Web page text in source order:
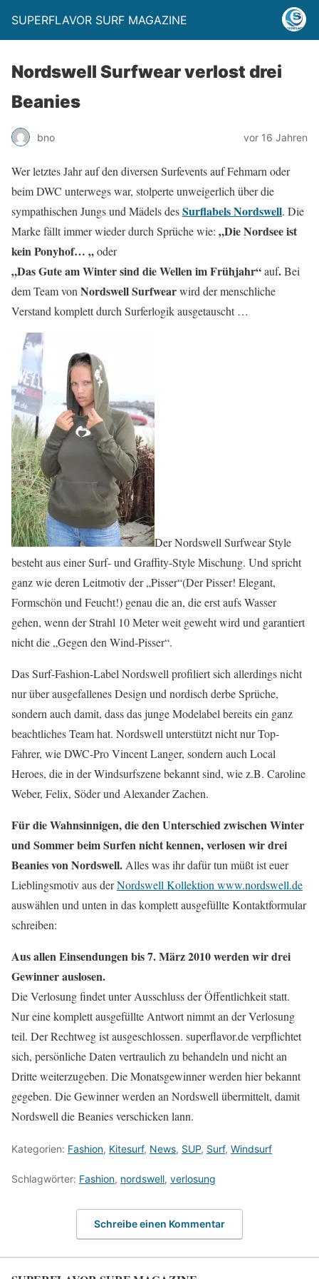
SUPERFLAVOR SURF MAGAZINE
Nordswell Surfwear verlost drei
Beanies
bno vor 16 Jahren
Wer letztes Jahr auf den diversen Surfevents auf Fehmarn oder
beim DWC unterwegs war, stolperte unweigerlich über die
sympathischen Jungs und Mädels desSurflabels Nordswell. Die
Marke fällt immer wieder durch Sprüche wie: „Die Nordsee ist
kein Ponyhof… „oder
„Das Gute am Winter sind die Wellen im Frühjahr“auf.Bei
dem Team von Nordswell Surfwearwird der menschliche
Verstand komplett durch Surferlogik ausgetauscht …
Der Nordswell Surfwear Style
besteht aus einer Surf- und Graffity-Style Mischung. Und spricht
ganz wie deren Leitmotiv der „Pisser“(Der Pisser! Elegant,
Formschön und Feucht!) genau die an, die erst aufs Wasser
gehen, wenn der Strahl 10 Meter weit geweht wird und garantiert
nicht die „Gegen den Wind-Pisser“.
Das Surf-Fashion-Label Nordswell profiliert sich allerdings nicht
nur über ausgefallenes Design und nordisch derbe Sprüche,
sondern auch damit, dass das junge Modelabel bereits ein ganz
beachtliches Team hat. Nordswell unterstützt nicht nur Top-
Fahrer, wie DWC-Pro Vincent Langer, sondern auch Local
Heroes, die in der Windsurfszene bekannt sind, wie z.B. Caroline
Weber, Felix, Söder und Alexander Zachen.
Für die Wahnsinnigen, die den Unterschied zwischen Winter
und Sommer beim Surfen nicht kennen, verlosen wir drei
Beanies von Nordswell. Alles was ihr dafür tun müßt ist euer
Lieblingsmotiv aus derNordswell Kollektion www.nordswell.de
auswählen und unten in das komplett ausgefüllte Kontaktformular
schreiben:
Aus allen Einsendungen bis 7. März 2010 werden wir drei
Gewinner auslosen.
Die Verlosung findet unter Ausschluss der Öffentlichkeit statt.
Nur eine komplett ausgefüllte Antwort nimmt an der Verlosung
teil. Der Rechtweg ist ausgeschlossen. superflavor.de verpflichtet
sich, persönliche Daten vertraulich zu behandeln und nicht an
Dritte weiterzugeben. Die Monatsgewinner werden hier bekannt
gegeben. Die Gewinner werden an Nordswell übermittelt, damit
Nordswell die Beanies verschicken lann.
Kategorien: Fashion, Kitesurf, News, SUP, Surf, Windsurf
Schlagwörter: Fashion, nordswell, verlosung
Schreibe einen Kommentar